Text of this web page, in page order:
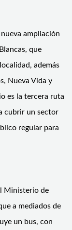
ampliación
que
además
Nueva Vida y
es la tercera ruta
cubrir un sector
regular para
Ministerio de
a mediados de
un bus, con